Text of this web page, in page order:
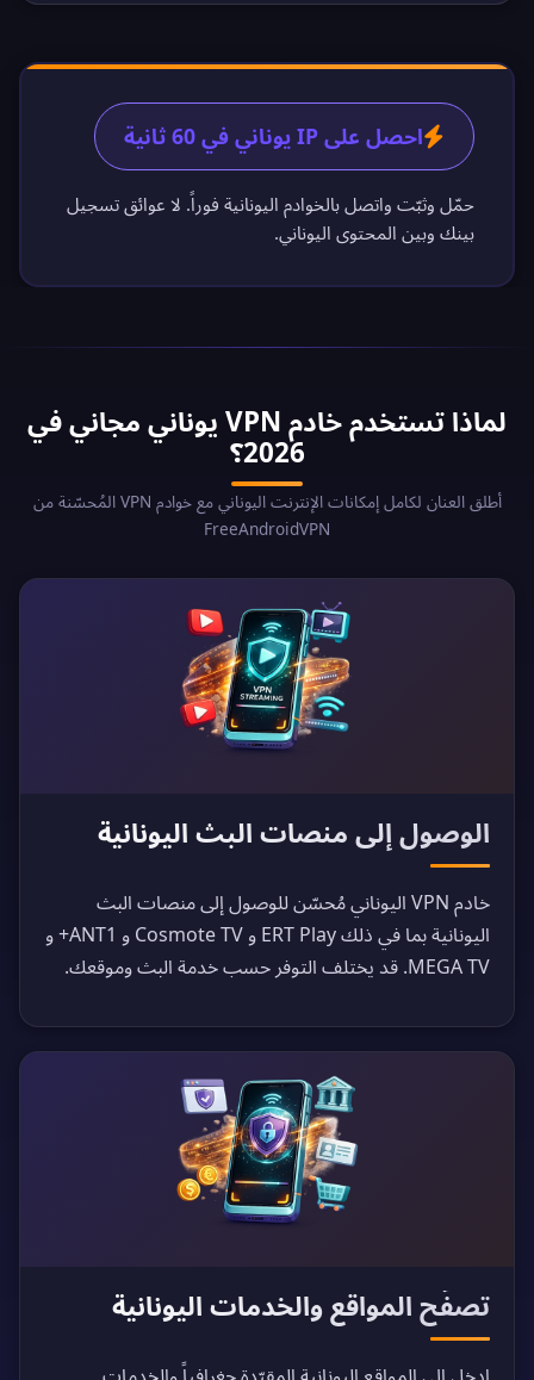
احصل على IP يوناني في 60 ثانية
حمّل وثبّت واتصل بالخوادم اليونانية فوراً. لا عوائق تسجيل
بينك وبين المحتوى اليوناني.
لماذا تستخدم خادم VPN يوناني مجاني في
2026؟
أطلق العنان لكامل إمكانات الإنترنت اليوناني مع خوادم VPN المُحسّنة من
FreeAndroidVPN
الوصول إلى منصات البث اليونانية
خادم VPN اليوناني مُحسّن للوصول إلى منصات البث
اليونانية بما في ذلك ERT Play و Cosmote TV و ANT1+ و
MEGA TV. قد يختلف التوفر حسب خدمة البث وموقعك.
تصفّح المواقع والخدمات اليونانية